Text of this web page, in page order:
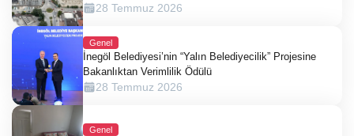
28 Temmuz 2026
Genel
İnegöl Belediyesi’nin “Yalın Belediyecilik” Projesine
Bakanlıktan Verimlilik Ödülü
28 Temmuz 2026
Genel